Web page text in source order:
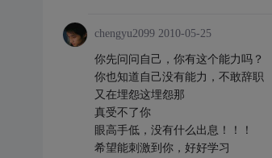
chengyu2099 2010-05-25
你先问问自己，你有这个能力吗？
你也知道自己没有能力，不敢辞职
又在埋怨这埋怨那
真受不了你
眼高手低，没有什么出息！！！
希望能刺激到你，好好学习